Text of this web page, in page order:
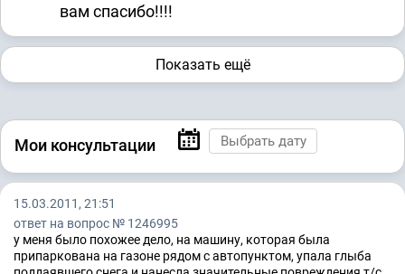
вам спасибо!!!!
Показать ещё
Мои консультации
15.03.2011, 21:51
ответ на вопрос № 1246995
у меня было похожее дело, на машину, которая была
припаркована на газоне рядом с автопунктом, упала глыба